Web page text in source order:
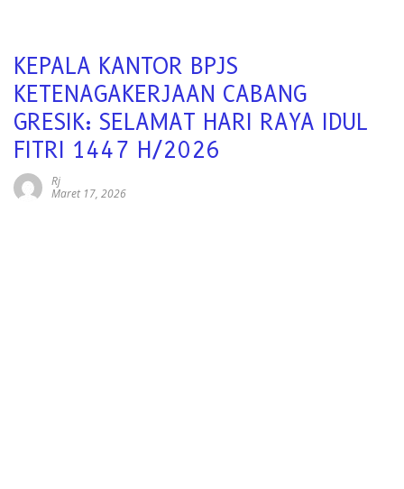
KEPALA KANTOR BPJS
KETENAGAKERJAAN CABANG
GRESIK: SELAMAT HARI RAYA IDUL
FITRI 1447 H/2026
Rj
Maret 17, 2026